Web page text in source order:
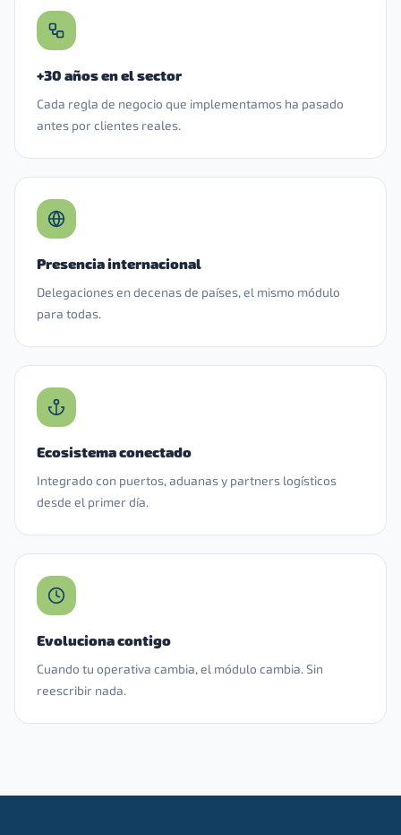
+30 años en el sector
Cada regla de negocio que implementamos ha pasado
antes por clientes reales.
Presencia internacional
Delegaciones en decenas de países, el mismo módulo
para todas.
Ecosistema conectado
Integrado con puertos, aduanas y partners logísticos
desde el primer día.
Evoluciona contigo
Cuando tu operativa cambia, el módulo cambia. Sin
reescribir nada.